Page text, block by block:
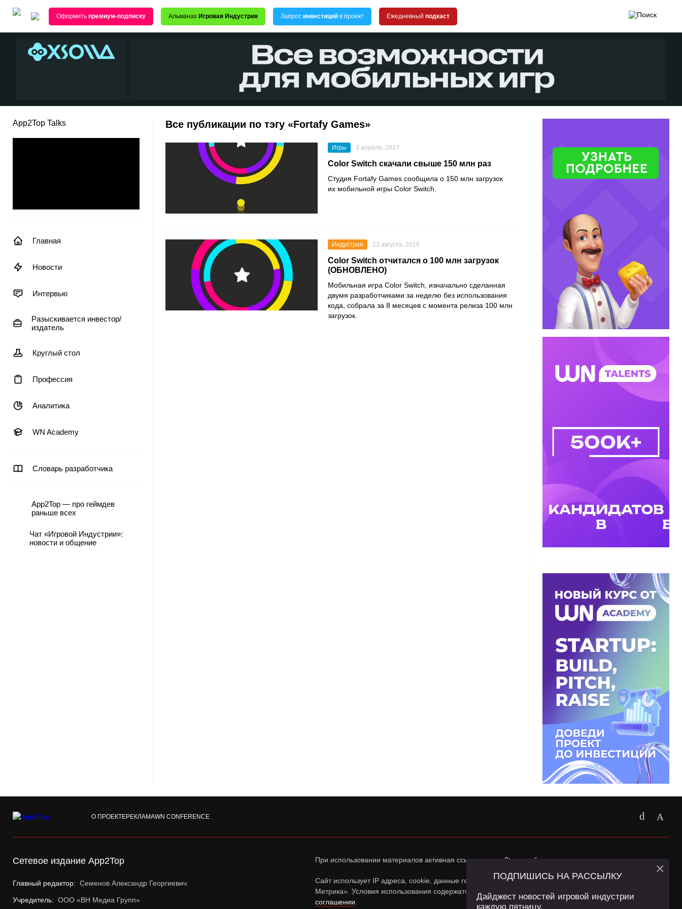
Оформить премиум-подписку Альманах Игровая Индустрия Запрос инвестиций в проект Ежедневный подкаст
App2Top Talks
Главная
Новости
Интервью
Разыскивается инвестор/
издатель
Круглый стол
Профессия
Аналитика
WN Academy
Словарь разработчика
App2Top — про геймдев
раньше всех
Чат «Игровой Индустрии»:
новости и общение
Все публикации по тэгу «Fortafy Games»
Игры 3 апреля, 2017
Color Switch скачали свыше 150 млн раз
Студия Fortafy Games сообщила о 150 млн загрузок
их мобильной игры Color Switch.
Индустрия 23 августа, 2016
Color Switch отчитался о 100 млн загрузок
(ОБНОВЛЕНО)
Мобильная игра Color Switch, изначально сделанная
двумя разработчиками за неделю без использования
кода, собрала за 8 месяцев с момента релиза 100 млн
загрузок.
О ПРОЕКТЕРЕКЛАМАWN CONFERENCE
Сетевое издание App2Top
Главный редактор: Семенов Александр Георгиевич
Учредитель: ООО «ВН Медиа Групп»
При использовании материалов активная ссылка наapp2top.ruобязательна.
Сайт использует IP адреса, cookie, данные геолокации Пользователей сайта и сервис «Яндекс
Метрика». Условия использования содержатся в
Политике конфиденциальностии
соглашении
ПОДПИШИСЬ НА РАССЫЛКУ
Дайджест новостей игровой индустрии
каждую пятницу.
×